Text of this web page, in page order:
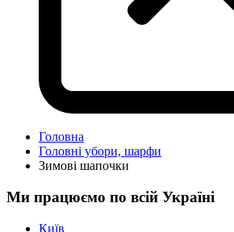
Головна
Головні убори, шарфи
Зимові шапочки
Ми працюємо по всій Україні
Київ